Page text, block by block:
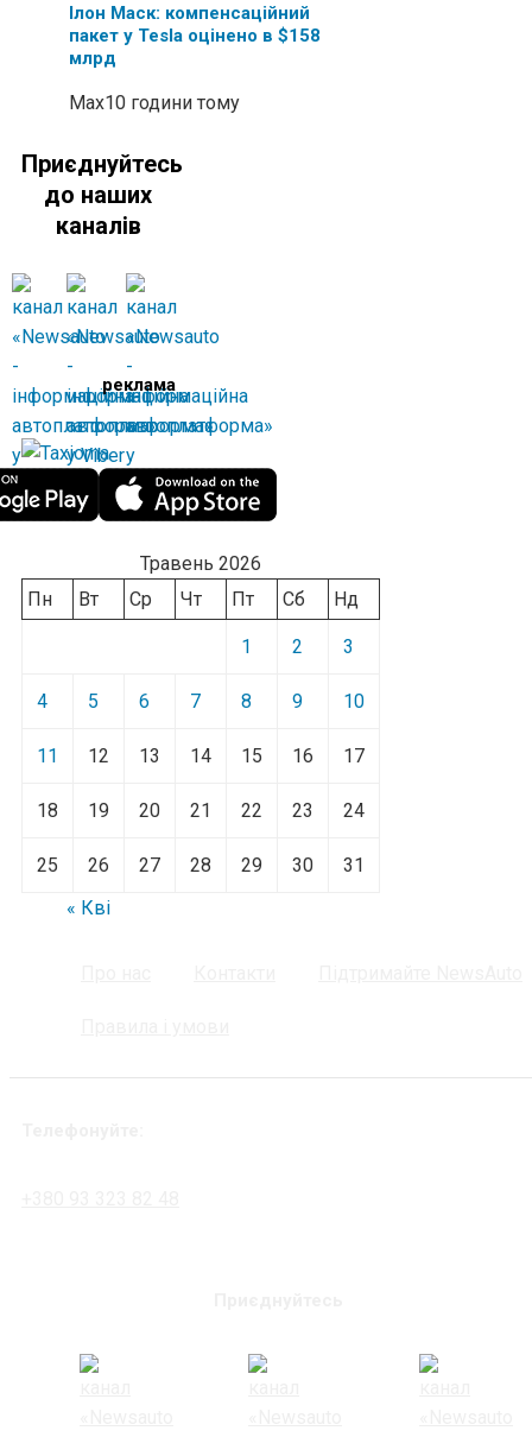
Ілон Маск: компенсаційний
пакет у Tesla оцінено в $158
млрд
Max10 години тому
Приєднуйтесь
до наших
каналів
реклама
Травень 2026
Пн
Вт Ср Чт Пт Сб Нд
1 2 3
4 5 6 7 8 9 10
11 12 13 14 15 16 17
18 19 20 21 22 23 24
25 26 27 28 29 30
31
« Кві